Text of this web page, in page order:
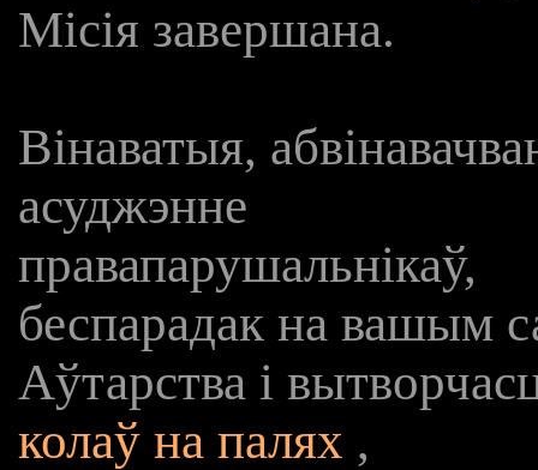
Місія завершана.
Вінаватыя,
асуджэнне
правапарушальнікаў,
беспарадак на вашым
Аўтарства і
колаў на палях ,